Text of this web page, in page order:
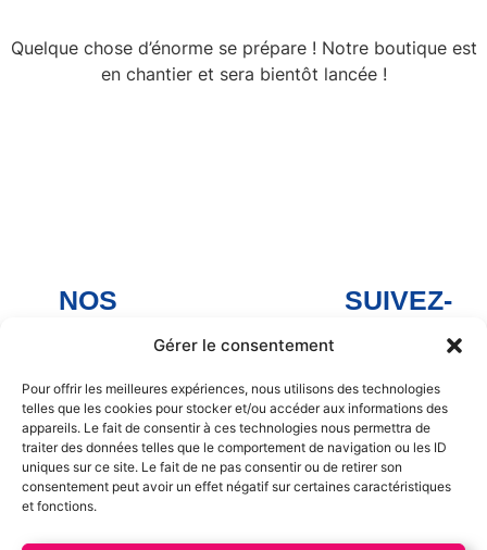
Gérer le consentement
Pour offrir les meilleures expériences, nous utilisons des technologies
telles que les cookies pour stocker et/ou accéder aux informations des
appareils. Le fait de consentir à ces technologies nous permettra de
traiter des données telles que le comportement de navigation ou les ID
uniques sur ce site. Le fait de ne pas consentir ou de retirer son
consentement peut avoir un effet négatif sur certaines caractéristiques
et fonctions.
Quelque chose d’énorme se prépare ! Notre boutique est
en chantier et sera bientôt lancée !
NOS
Noyen-sur-
Sarthe
Savigné-
l'Évêque
La Chapelle
Saint Aubin
SUIVEZ-
Arnage
Facebook
Noyen sur
Sarthe